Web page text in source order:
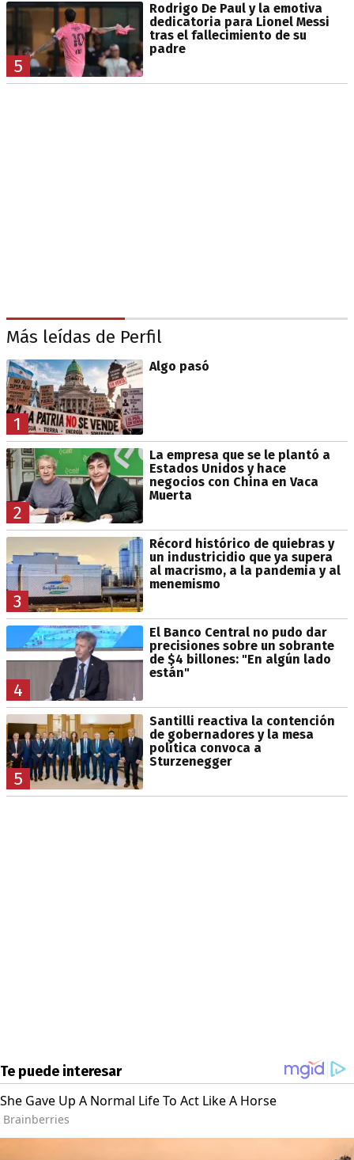
5
Rodrigo De Paul y la emotiva
dedicatoria para Lionel Messi
tras el fallecimiento de su
padre
Más leídas de Perfil
1
Algo pasó
2
La empresa que se le plantó a
Estados Unidos y hace
negocios con China en Vaca
Muerta
3
Récord histórico de quiebras y
un industricidio que ya supera
al macrismo, a la pandemia y al
menemismo
4
El Banco Central no pudo dar
precisiones sobre un sobrante
de $4 billones: "En algún lado
están"
5
Santilli reactiva la contención
de gobernadores y la mesa
política convoca a
Sturzenegger